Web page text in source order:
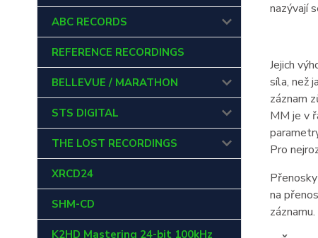
ABC RECORDS
REFERENCE RECORDINGS
BELLEVUE / MARATHON
STS DIGITAL
THE LOST RECORDINGS
XRCD24
SHM-CD
K2HD Mastering 24-bit 100kHz
nazývají
Jejich
síla, než
záznam
MM je v
Pro
na
záznamu.